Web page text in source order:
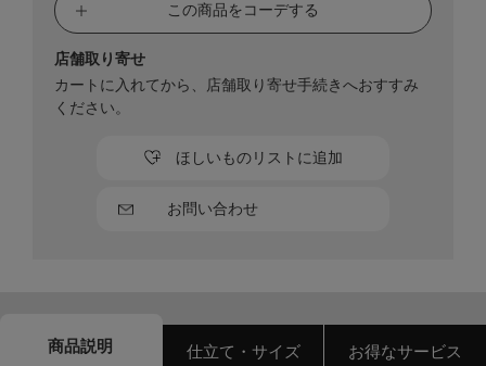
この商品をコーデする
お問い合わせ
ほしいものリストに追加
店舗取り寄せ
カートに入れてから、店舗取り寄せ手続きへおすすみ
ください。
商品説明 仕立て・サイズ お得なサービス